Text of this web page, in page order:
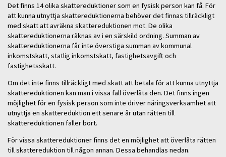
Det finns 14 olika skattereduktioner som en fysisk person kan få. För
att kunna utnyttja skattereduktionerna behöver det finnas tillräckligt
med skatt att avräkna skattereduktionen mot. De olika
skattereduktionerna räknas av i en särskild ordning. Summan av
skattereduktionerna får inte överstiga summan av kommunal
inkomstskatt, statlig inkomstskatt, fastighetsavgift och
fastighetsskatt.
Om det inte finns tillräckligt med skatt att betala för att kunna utnyttja
skattereduktionen kan man i vissa fall överlåta den. Det finns ingen
möjlighet för en fysisk person som inte driver näringsverksamhet att
utnyttja en skattereduktion ett senare år utan rätten till
skattereduktionen faller bort.
För vissa skattereduktioner finns det en möjlighet att överlåta rätten
till skattereduktion till någon annan. Dessa behandlas nedan.